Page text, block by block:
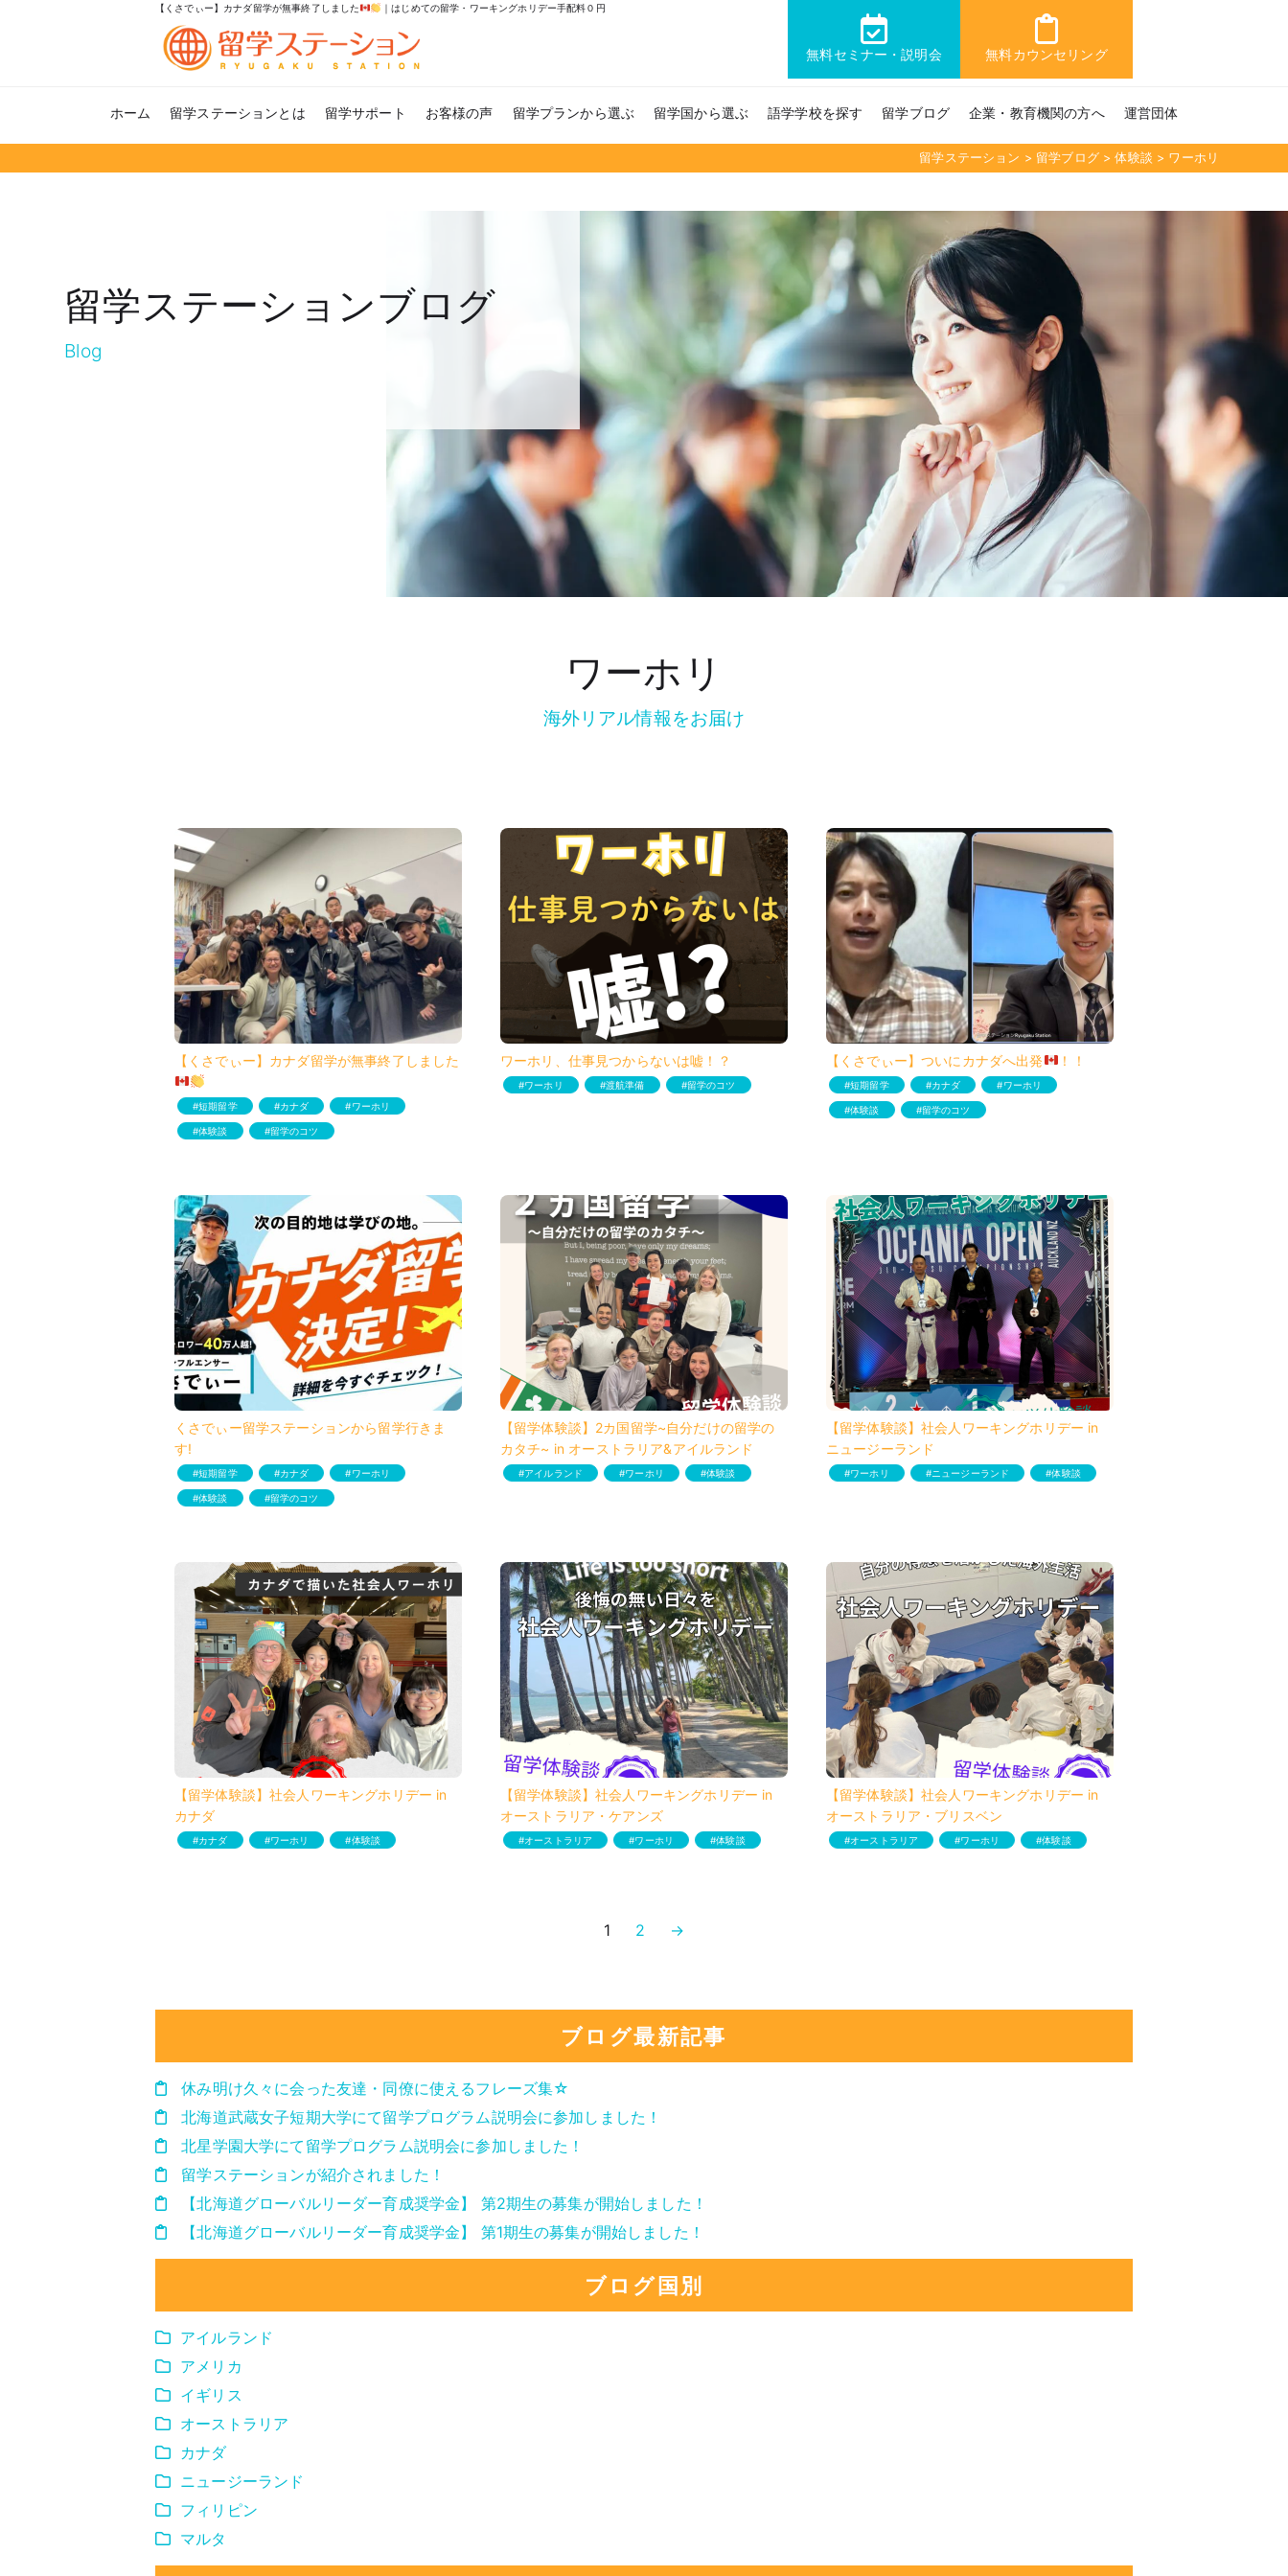
【くさでぃー】カナダ留学が無事終了しました ｜はじめての留学・ワーキングホリデー手配料０円
無料セミナー・説明会 無料カウンセリング
ホーム 留学ステーションとは 留学サポート お客様の声 留学プランから選ぶ 留学国から選ぶ 語学学校を探す 留学ブログ 企業・教育機関の方へ 運営団体
留学ステーション > 留学ブログ>体験談 > ワーホリ
留学ステーションブログ
Blog
ワーホリ
海外リアル情報をお届け
【くさでぃー】カナダ留学が無事終了しました
短期留学 カナダ ワーホリ
体験談 留学のコツ
ワーホリ、仕事見つからないは嘘！？
ワーホリ 渡航準備 留学のコツ
【くさでぃー】ついにカナダへ出発 ！！
短期留学 カナダ ワーホリ
体験談 留学のコツ
くさでぃー留学ステーションから留学行きま
す!
短期留学 カナダ ワーホリ
体験談 留学のコツ
【留学体験談】2カ国留学~自分だけの留学の
カタチ~ in オーストラリア&アイルランド
アイルランド ワーホリ 体験談
【留学体験談】社会人ワーキングホリデー in
ニュージーランド
ワーホリ ニュージーランド 体験談
【留学体験談】社会人ワーキングホリデー in
カナダ
カナダ ワーホリ 体験談
【留学体験談】社会人ワーキングホリデー in
オーストラリア・ケアンズ
オーストラリア ワーホリ 体験談
【留学体験談】社会人ワーキングホリデー in
オーストラリア・ブリスベン
オーストラリア ワーホリ 体験談
1 2 →
ブログ最新記事
休み明け久々に会った友達・同僚に使えるフレーズ集☆
北海道武蔵女子短期大学にて留学プログラム説明会に参加しました！
北星学園大学にて留学プログラム説明会に参加しました！
留学ステーションが紹介されました！
【北海道グローバルリーダー育成奨学金】 第2期生の募集が開始しました！
【北海道グローバルリーダー育成奨学金】 第1期生の募集が開始しました！
ブログ国別
アイルランド
アメリカ
イギリス
オーストラリア
カナダ
ニュージーランド
フィリピン
マルタ